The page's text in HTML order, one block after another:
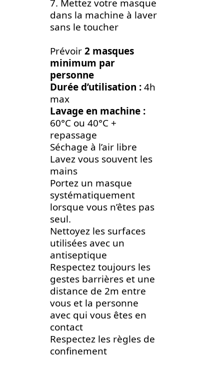
7. Mettez votre masque
dans la machine à laver
sans le toucher
Prévoir2 masques
minimum par
personne
Durée d’utilisation :4h
max
Lavage en machine :
60°C ou 40°C +
repassage
Séchage à l’air libre
Lavez vous souvent les
mains
Portez un masque
systématiquement
lorsque vous n’êtes pas
seul.
Nettoyez les surfaces
utilisées avec un
antiseptique
Respectez toujours les
gestes barrières et une
distance de 2m entre
vous et la personne
avec qui vous êtes en
contact
Respectez les règles de
confinement